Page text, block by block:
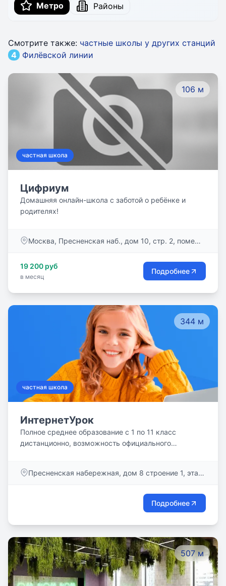
Метро
Районы
Смотрите также: частные школы у других станций
4
Филёвской линии
106 м
частная школа
Цифриум
Домашняя онлайн-школа с заботой о ребёнке и
родителях!
Москва, Пресненская наб., дом 10, стр. 2, помещ.
19 200 руб
в месяц
Подробнее
344 м
частная школа
ИнтернетУрок
Полное среднее образование с 1 по 11 класс
дистанционно, возможность официального
Пресненская набережная, дом 8 строение 1, этаж
Подробнее
507 м